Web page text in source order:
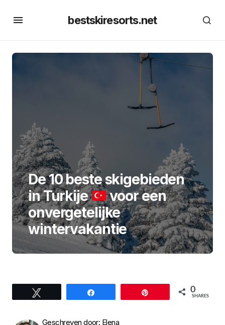
bestskiresorts.net
De 10 beste skigebieden
in Turkije
voor een
onvergetelijke
wintervakantie
0
SHARES
Geschreven door: Elena